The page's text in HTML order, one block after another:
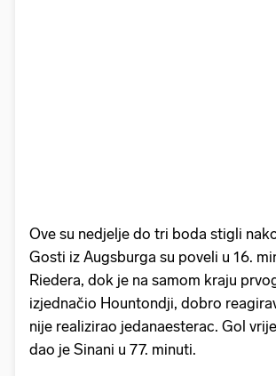
Ove su nedjelje do tri boda stigli
Gosti iz Augsburga su poveli u 16.
Riedera, dok je na samom kraju
izjednačio Hountondji, dobro
nije realizirao jedanaesterac. Gol
dao je Sinani u 77. minuti.